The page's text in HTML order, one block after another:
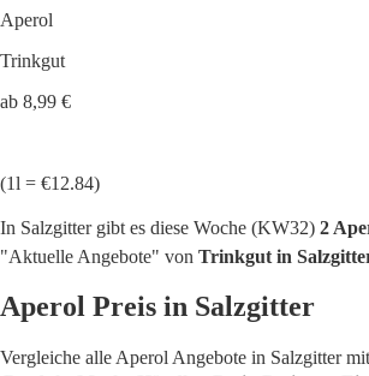
Aperol
Trinkgut
ab 8,99 €
(1l = €12.84)
In Salzgitter gibt es diese Woche (KW32) 2
"Aktuelle Angebote" von Trinkgut in
Aperol Preis in Salzgitter
Vergleiche alle Aperol Angebote in Salzgitter